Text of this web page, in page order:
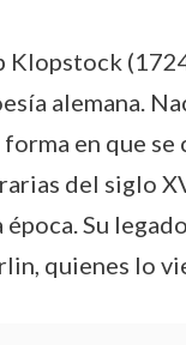
alemana.
forma en que
del siglo
Su
quienes lo